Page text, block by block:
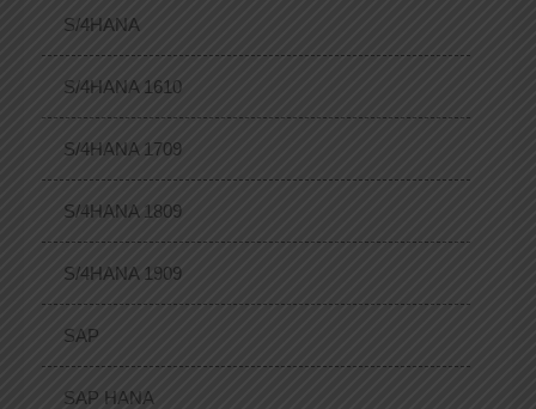
S/4HANA
S/4HANA 1610
S/4HANA 1709
S/4HANA 1809
S/4HANA 1909
SAP
SAP HANA